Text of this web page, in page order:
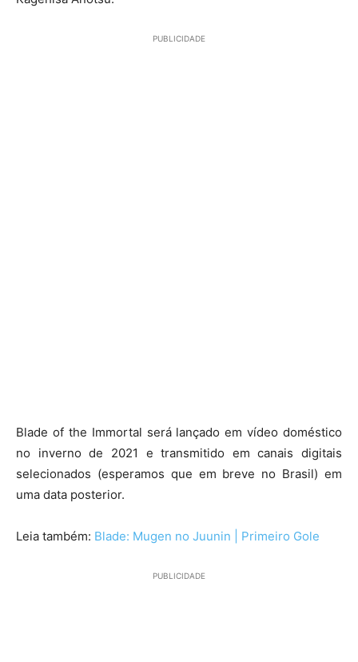
PUBLICIDADE
Blade of the Immortal será lançado em vídeo doméstico
no inverno de 2021 e transmitido em canais digitais
selecionados (esperamos que em breve no Brasil) em
uma data posterior.
Leia também: Blade: Mugen no Juunin | Primeiro Gole
PUBLICIDADE